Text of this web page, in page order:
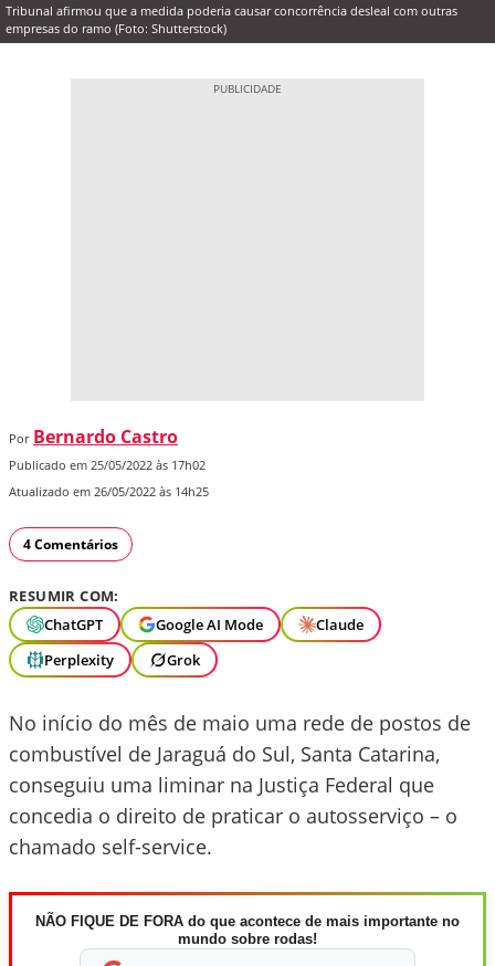
Tribunal afirmou que a medida poderia causar concorrência desleal com outras
empresas do ramo (Foto: Shutterstock)
Por Bernardo Castro
Publicado em 25/05/2022 às 17h02
Atualizado em 26/05/2022 às 14h25
4 Comentários
RESUMIR COM:
ChatGPT
Google AI Mode
Claude
Perplexity
Grok
No início do mês de maio uma rede de postos de
combustível de Jaraguá do Sul, Santa Catarina,
conseguiu uma liminar na Justiça Federal que
concedia o direito de praticar o autosserviço – o
chamado self-service.
NÃO FIQUE DE FORA do que acontece de mais importante no
mundo sobre rodas!